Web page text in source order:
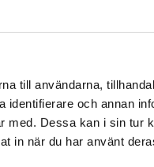
till användarna,
och annan
Dessa kan i sin tur
in när du har använt